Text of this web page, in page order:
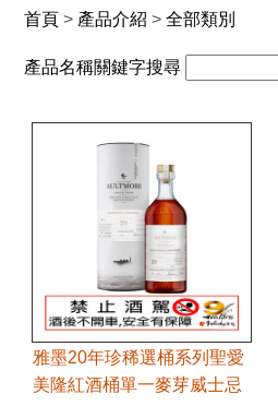
首頁 > 產品介紹 > 全部類別
產品名稱關鍵字搜尋
雅墨20年珍稀選桶系列聖愛
美隆紅酒桶單一麥芽威士忌